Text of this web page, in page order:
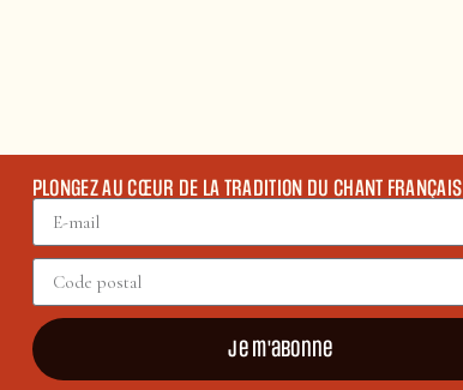
PLONGEZ AU CŒUR DE LA TRADITION DU CHANT FRANÇAIS
Je m'abonne